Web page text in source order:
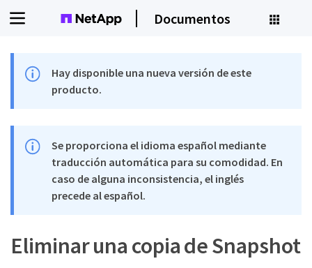
Documentos
Hay disponible una nueva versión de este
producto.
Se proporciona el idioma español mediante
traducción automática para su comodidad. En
caso de alguna inconsistencia, el inglés
precede al español.
Eliminar una copia de Snapshot